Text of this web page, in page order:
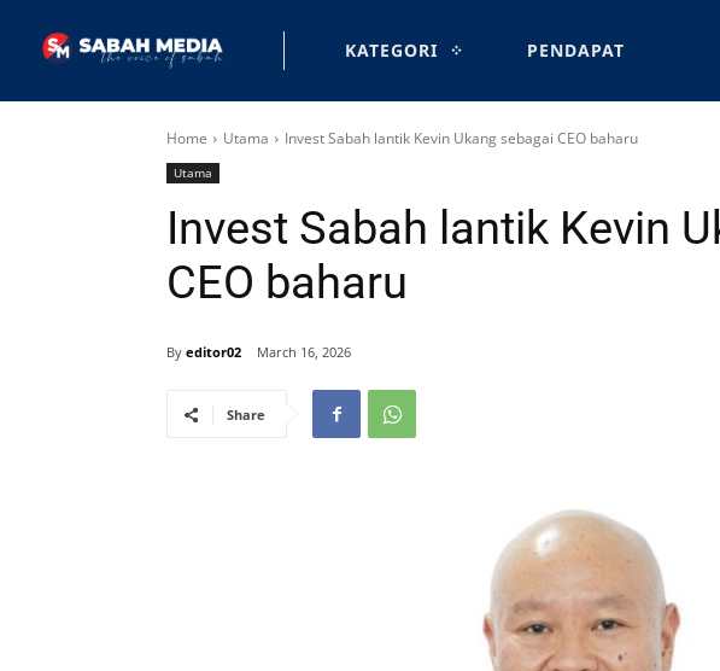
KATEGORI PENDAPAT
Home Utama Invest Sabah lantik Kevin Ukang sebagai CEO baharu
Utama
Invest Sabah lantik Kevin
CEO baharu
By editor02 March 16, 2026
Share